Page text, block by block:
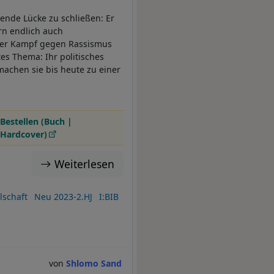
Lücke zu schließen: Er
endlich auch
Kampf gegen Rassismus
Thema: Ihr politisches
sie bis heute zu einer
Bestellen (Buch |
Hardcover)
Weiterlesen
Neu 2023-2.HJ
I:BIB
Shlomo Sand